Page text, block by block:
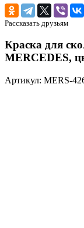
Рассказать друзьям
Краска для
MERCEDES,
Артикул: MERS-